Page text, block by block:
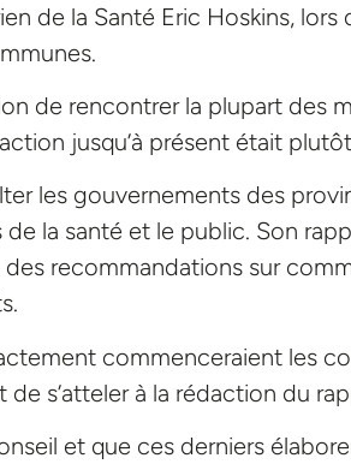
de la Santé Eric Hoskins, lors
de rencontrer la plupart des
jusqu’à présent était
les gouvernements des
la santé et le public. Son
recommandations sur
commenceraient les
s’atteler à la rédaction du
et que ces derniers